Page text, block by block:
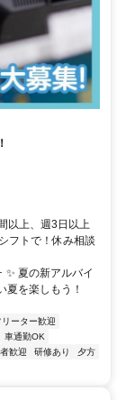
以上、週3日以上
フトで！休み相談
✨ 夏の新アルバイ
夏を楽しもう！
リーター歓迎
車通勤OK
歓迎 研修あり
夕方